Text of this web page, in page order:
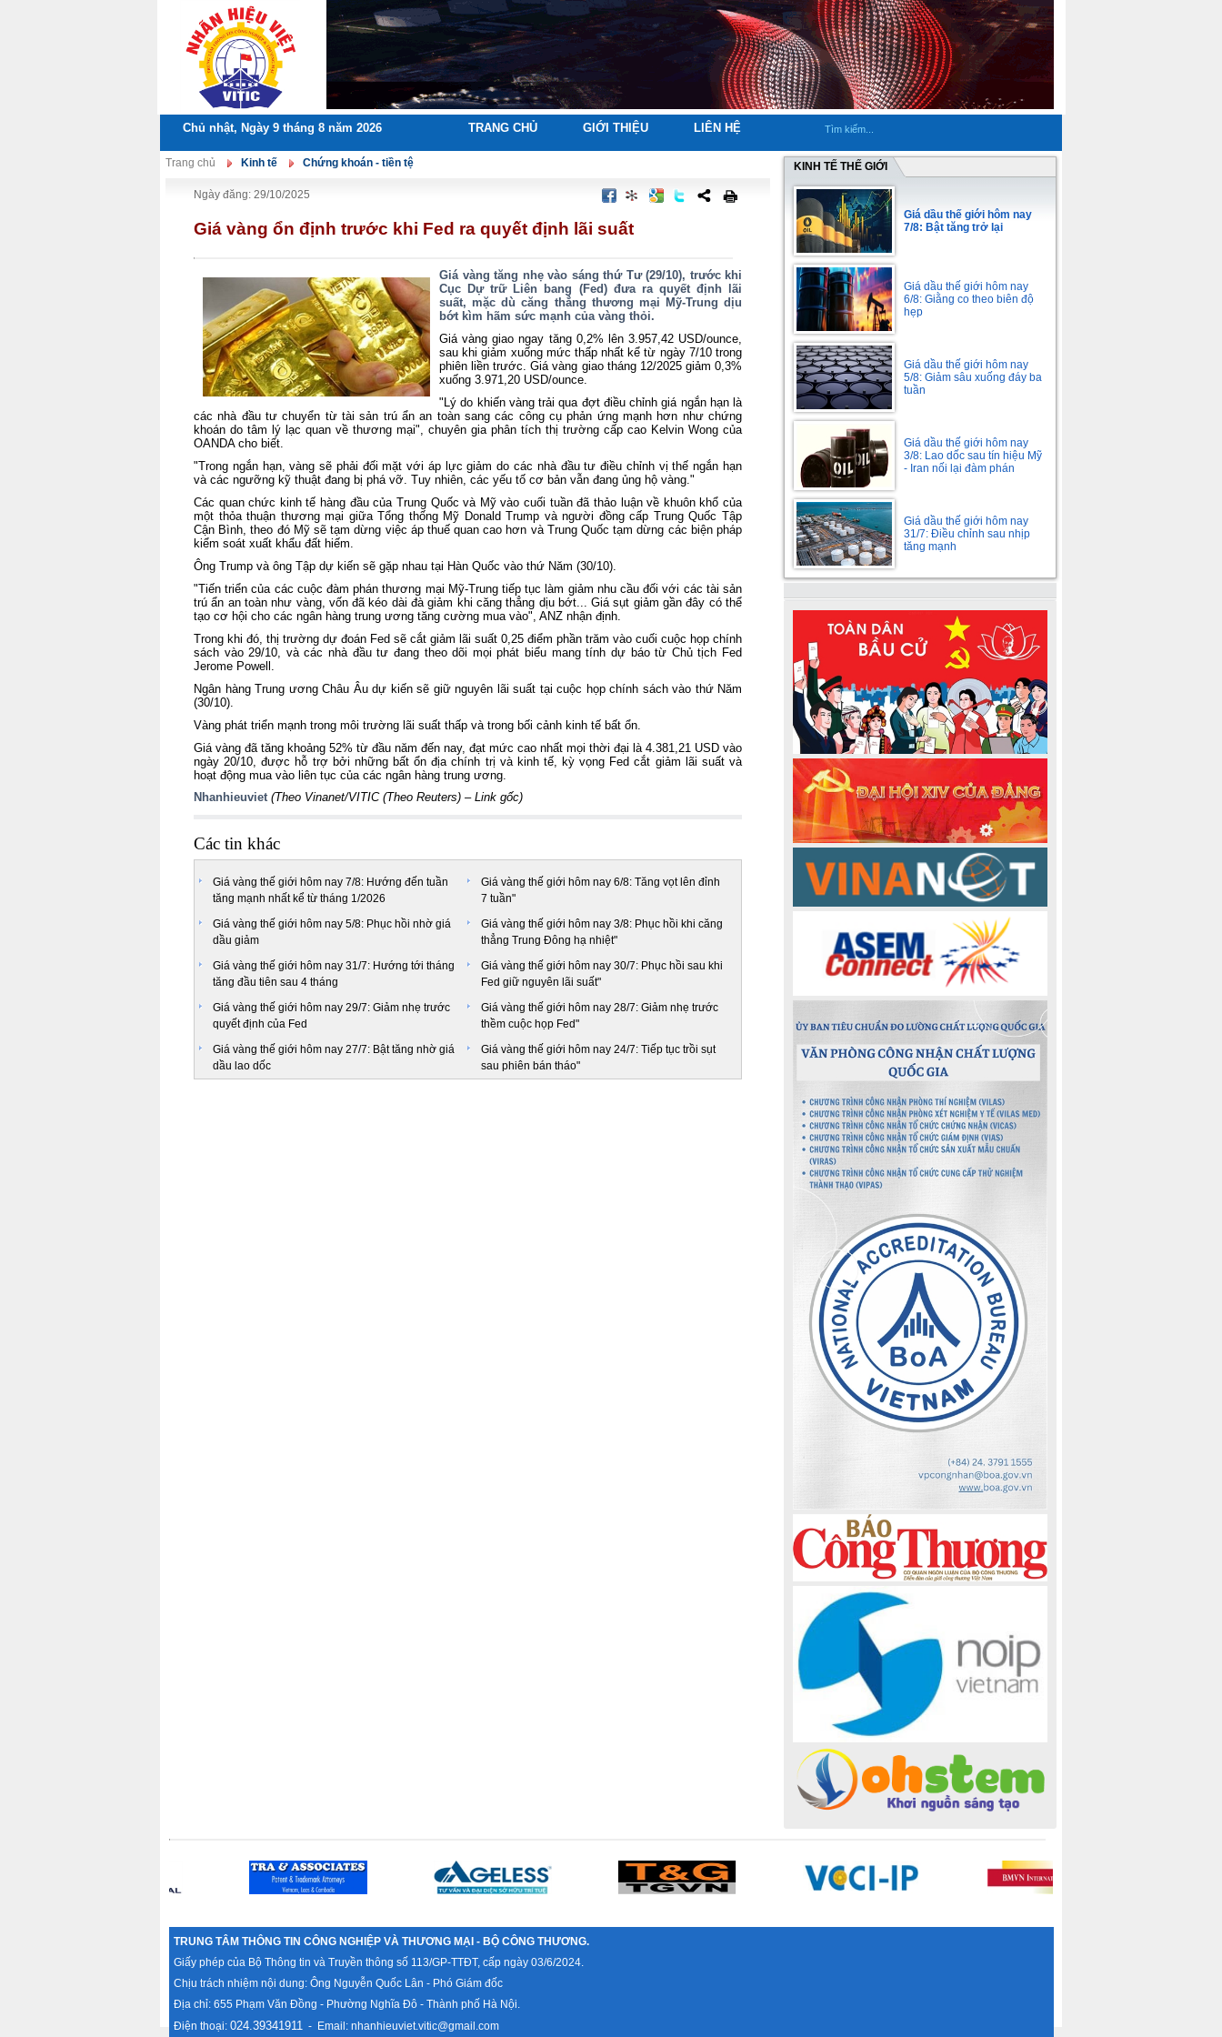
Chủ nhật, Ngày 9 tháng 8 năm 2026 TRANG CHỦ GIỚI THIỆU LIÊN HỆ
Trang chủ Kinh tế Chứng khoán - tiền tệ
Ngày đăng: 29/10/2025
Giá vàng ổn định trước khi Fed ra quyết định lãi suất
Giá vàng tăng nhẹ vào sáng thứ Tư (29/10), trước khi
Cục Dự trữ Liên bang (Fed) đưa ra quyết định lãi
suất, mặc dù căng thẳng thương mại Mỹ-Trung dịu
bớt kìm hãm sức mạnh của vàng thỏi.
Giá vàng giao ngay tăng 0,2% lên 3.957,42 USD/ounce,
sau khi giảm xuống mức thấp nhất kể từ ngày 7/10 trong
phiên liền trước. Giá vàng giao tháng 12/2025 giảm 0,3%
xuống 3.971,20 USD/ounce.
"Lý do khiến vàng trải qua đợt điều chỉnh giá ngắn hạn là
các nhà đầu tư chuyển từ tài sản trú ẩn an toàn sang các công cụ phản ứng mạnh hơn như chứng
khoán do tâm lý lạc quan về thương mại", chuyên gia phân tích thị trường cấp cao Kelvin Wong của
OANDA cho biết.
"Trong ngắn hạn, vàng sẽ phải đối mặt với áp lực giảm do các nhà đầu tư điều chỉnh vị thế ngắn hạn
và các ngưỡng kỹ thuật đang bị phá vỡ. Tuy nhiên, các yếu tố cơ bản vẫn đang ủng hộ vàng."
Các quan chức kinh tế hàng đầu của Trung Quốc và Mỹ vào cuối tuần đã thảo luận về khuôn khổ của
một thỏa thuận thương mại giữa Tổng thống Mỹ Donald Trump và người đồng cấp Trung Quốc Tập
Cận Bình, theo đó Mỹ sẽ tạm dừng việc áp thuế quan cao hơn và Trung Quốc tạm dừng các biện pháp
kiểm soát xuất khẩu đất hiếm.
Ông Trump và ông Tập dự kiến sẽ gặp nhau tại Hàn Quốc vào thứ Năm (30/10).
"Tiến triển của các cuộc đàm phán thương mại Mỹ-Trung tiếp tục làm giảm nhu cầu đối với các tài sản
trú ẩn an toàn như vàng, vốn đã kéo dài đà giảm khi căng thẳng dịu bớt... Giá sụt giảm gần đây có thể
tạo cơ hội cho các ngân hàng trung ương tăng cường mua vào", ANZ nhận định.
Trong khi đó, thị trường dự đoán Fed sẽ cắt giảm lãi suất 0,25 điểm phần trăm vào cuối cuộc họp chính
sách vào 29/10, và các nhà đầu tư đang theo dõi mọi phát biểu mang tính dự báo từ Chủ tịch Fed
Jerome Powell.
Ngân hàng Trung ương Châu Âu dự kiến sẽ giữ nguyên lãi suất tại cuộc họp chính sách vào thứ Năm
(30/10).
Vàng phát triển mạnh trong môi trường lãi suất thấp và trong bối cảnh kinh tế bất ổn.
Giá vàng đã tăng khoảng 52% từ đầu năm đến nay, đạt mức cao nhất mọi thời đại là 4.381,21 USD vào
ngày 20/10, được hỗ trợ bởi những bất ổn địa chính trị và kinh tế, kỳ vọng Fed cắt giảm lãi suất và
hoạt động mua vào liên tục của các ngân hàng trung ương.
Nhanhieuviet(Theo Vinanet/VITIC (Theo Reuters) – Link gốc)
Các tin khác
Giá vàng thế giới hôm nay 7/8: Hướng đến tuần
tăng mạnh nhất kể từ tháng 1/2026
Giá vàng thế giới hôm nay 6/8: Tăng vọt lên đỉnh
7 tuần"
Giá vàng thế giới hôm nay 5/8: Phục hồi nhờ giá
dầu giảm
Giá vàng thế giới hôm nay 3/8: Phục hồi khi căng
thẳng Trung Đông hạ nhiệt"
Giá vàng thế giới hôm nay 31/7: Hướng tới tháng
tăng đầu tiên sau 4 tháng
Giá vàng thế giới hôm nay 30/7: Phục hồi sau khi
Fed giữ nguyên lãi suất"
Giá vàng thế giới hôm nay 29/7: Giảm nhẹ trước
quyết định của Fed
Giá vàng thế giới hôm nay 28/7: Giảm nhẹ trước
thềm cuộc họp Fed"
Giá vàng thế giới hôm nay 27/7: Bật tăng nhờ giá
dầu lao dốc
Giá vàng thế giới hôm nay 24/7: Tiếp tục trồi sụt
sau phiên bán tháo"
KINH TẾ THẾ GIỚI
Giá dầu thế giới hôm nay
7/8: Bật tăng trở lại
Giá dầu thế giới hôm nay
6/8: Giằng co theo biên độ
hẹp
Giá dầu thế giới hôm nay
5/8: Giảm sâu xuống đáy ba
tuần
Giá dầu thế giới hôm nay
3/8: Lao dốc sau tín hiệu Mỹ
- Iran nối lại đàm phán
Giá dầu thế giới hôm nay
31/7: Điều chỉnh sau nhịp
tăng mạnh
TRUNG TÂM THÔNG TIN CÔNG NGHIỆP VÀ THƯƠNG MẠI - BỘ CÔNG THƯƠNG.
Giấy phép của Bộ Thông tin và Truyền thông số 113/GP-TTĐT, cấp ngày 03/6/2024.
Chịu trách nhiệm nội dung: Ông Nguyễn Quốc Lân - Phó Giám đốc
Địa chỉ: 655 Phạm Văn Đồng - Phường Nghĩa Đô - Thành phố Hà Nội.
Điện thoại: 024.39341911 - Email: nhanhieuviet.vitic@gmail.com